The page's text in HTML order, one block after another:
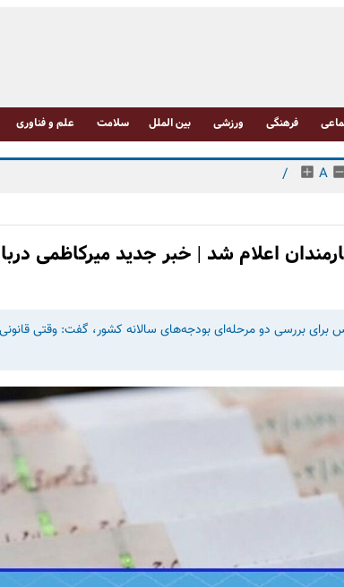
فرهنگی ورزشی بین الملل سلامت علم و فناوری
A
/
اعلام شد | خبر جدید میرکاظمی
برای بررسی دو مرحله‌ای بودجه‌های سالانه کشور، گفت: وقتی